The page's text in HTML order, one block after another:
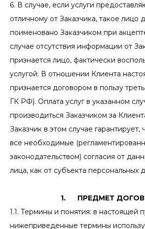
6. В случае, если услуги
отличному от Заказчика, такое лицо
поименовано Заказчиком при
случае отсутствия информации от
признается лицо, фактически
услугой. В отношении Клиента
признается договором в пользу
ГК РФ). Оплата услуг в указанном
производиться Заказчиком за
Заказчик в этом случае гарантирует,
все необходимые
законодательством) согласия от
лица, как от субъекта персональных
1. ПРЕДМЕТ
1.1. Термины и понятия: в настоящей
нижеприведенные термины